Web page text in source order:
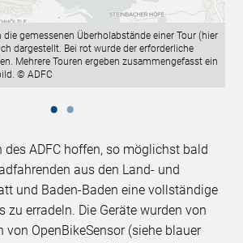
die gemessenen Überholabstände einer Tour (hier
dargestellt. Bei rot wurde der erforderliche
Mehrere Touren ergeben zusammengefasst ein
© ADFC
des ADFC hoffen, so möglichst bald
aus den Land- und
und Baden-Baden eine vollständige
zu erradeln. Die Geräte wurden von
von OpenBikeSensor (siehe blauer